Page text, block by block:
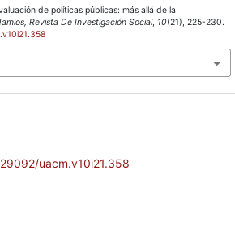
uacm.v10i21.358
de políticas públicas: más allá de la
Revista De Investigación Social, 10(21), 225-230.